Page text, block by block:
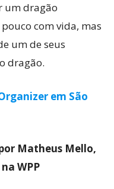
um dragão
com vida, mas
um de seus
dragão.
em São
Matheus Mello,
WPP